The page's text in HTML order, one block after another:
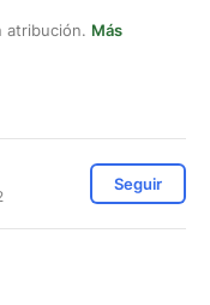
atribución. Más
Seguir